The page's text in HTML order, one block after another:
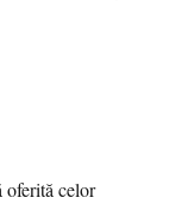
oferită celor